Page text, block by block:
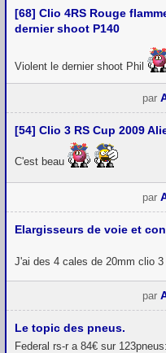
[68] Clio 4RS Rouge
dernier shoot P140
Violent le dernier shoot Phil
par
[54] Clio 3 RS Cup 2009
C'est beau
par
Elargisseurs de voie et
J'ai des 4 cales de 20mm clio 3
par
Le topic des pneus.
Federal rs-r a 84€ sur